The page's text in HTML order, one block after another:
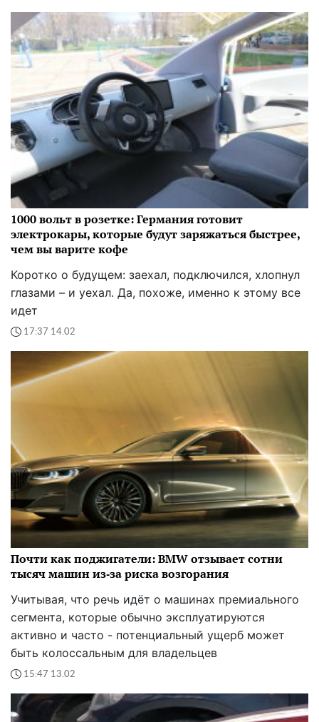
1000 вольт в розетке: Германия готовит
электрокары, которые будут заряжаться быстрее,
чем вы варите кофе
Коротко о будущем: заехал, подключился, хлопнул
глазами – и уехал. Да, похоже, именно к этому все
идет
17:37 14.02
Почти как поджигатели: BMW отзывает сотни
тысяч машин из‑за риска возгорания
Учитывая, что речь идёт о машинах премиального
сегмента, которые обычно эксплуатируются
активно и часто - потенциальный ущерб может
быть колоссальным для владельцев
15:47 13.02